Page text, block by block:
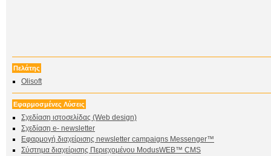
Πελάτης
Olisoft
Εφαρμοσμένες Λύσεις
Σχεδίαση ιστοσελίδας (Web design)
Σχεδίαση e- newsletter
Εφαρμογή διαχείρισης newsletter campaigns Messenger™
Σύστημα διαχείρισης Περιεχομένου ModusWEB™ CMS